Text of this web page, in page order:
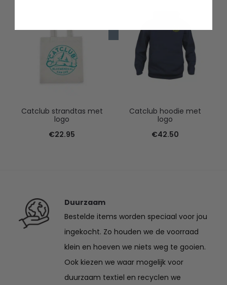
Catclub strandtas met
logo
€22.95
Catclub hoodie met
logo
€42.50
Duurzaam
Bestelde items worden speciaal voor jou
ingekocht. Zo houden we de voorraad
klein en hoeven we niets weg te gooien.
Ook kiezen we waar mogelijk voor
duurzaam textiel en recyclen we